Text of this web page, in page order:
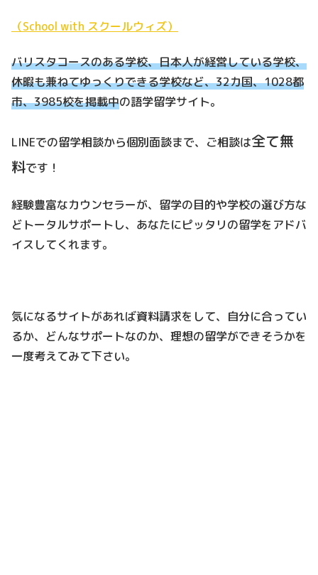
（School with スクールウィズ）
バリスタコースのある学校、日本人が経営している学校、
休暇も兼ねてゆっくりできる学校など、32カ国、1028都
市、3985校を掲載中の語学留学サイト。
LINEでの留学相談から個別面談まで、ご相談は全て無
料です！
経験豊富なカウンセラーが、留学の目的や学校の選び方な
どトータルサポートし、あなたにピッタリの留学をアドバ
イスしてくれます。
気になるサイトがあれば資料請求をして、自分に合ってい
るか、どんなサポートなのか、理想の留学ができそうかを
一度考えてみて下さい。